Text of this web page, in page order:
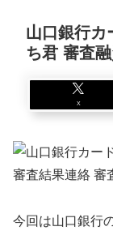
山口銀行カ
ち君 審査
X
今回は山口銀行